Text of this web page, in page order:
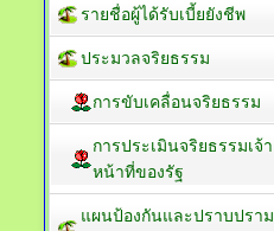
รายชื่อผู้ได้รับเบี้ยยังชีพ
ประมวลจริยธรรม
การขับเคลื่อนจริยธรรม
การประเมินจริยธรรมเจ้า
หน้าที่ของรัฐ
แผนป้องกันและปราบปราม